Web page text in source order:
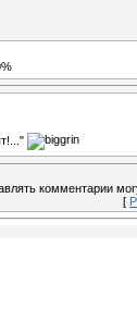
комментарии
[